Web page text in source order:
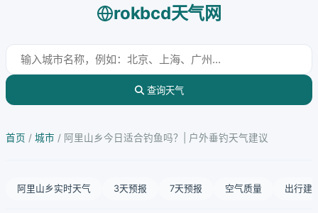
rokbcd天气网
查询天气
首页 / 城市 / 阿里山乡今日适合钓鱼吗？| 户外垂钓天气建议
阿里山乡实时天气 3天预报 7天预报 空气质量 出行建